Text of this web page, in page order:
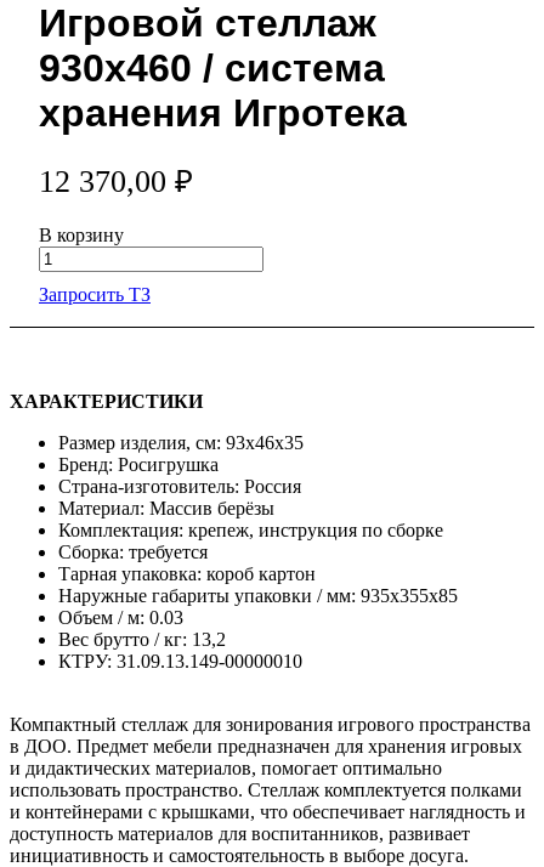
Игровой стеллаж
930х460 / система
хранения Игротека
12 370,00 ₽
В корзину
Запросить ТЗ
ХАРАКТЕРИСТИКИ
Размер изделия, см: 93x46x35
Бренд: Росигрушка
Страна-изготовитель: Россия
Материал: Массив берёзы
Комплектация: крепеж, инструкция по сборке
Сборка: требуется
Тарная упаковка: короб картон
Наружные габариты упаковки / мм: 935х355х85
Объем / м: 0.03
Вес брутто / кг: 13,2
КТРУ: 31.09.13.149-00000010
Компактный стеллаж для зонирования игрового пространства
в ДОО. Предмет мебели предназначен для хранения игровых
и дидактических материалов, помогает оптимально
использовать пространство. Стеллаж комплектуется полками
и контейнерами с крышками, что обеспечивает наглядность и
доступность материалов для воспитанников, развивает
инициативность и самостоятельность в выборе досуга.